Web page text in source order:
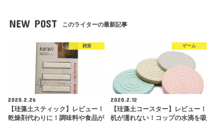
NEW POST このライターの最新記事
雑貨
2020.2.26
【珪藻土スティック】レビュー！
乾燥剤代わりに！調味料や食品が
ゲーム
2020.2.12
【珪藻土コースター】レビュー！
机が濡れない！コップの水滴を吸